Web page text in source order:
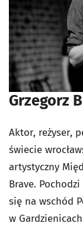
Grzegorz
Aktor, reżyser,
świecie
artystyczny
Brave.
się na wschód
w